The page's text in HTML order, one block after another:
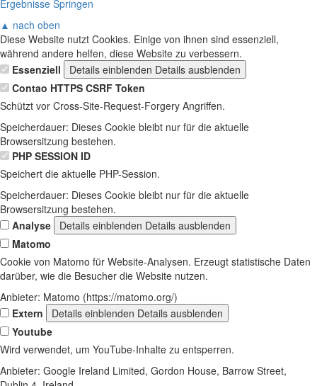
Ergebnisse Springen
▲ nach oben
Diese Website nutzt Cookies. Einige von ihnen sind essenziell,
während andere helfen, diese Website zu verbessern.
Essenziell
Details einblenden Details ausblenden
Contao HTTPS CSRF Token
Schützt vor Cross-Site-Request-Forgery Angriffen.
Speicherdauer: Dieses Cookie bleibt nur für die aktuelle
Browsersitzung bestehen.
PHP SESSION ID
Speichert die aktuelle PHP-Session.
Speicherdauer: Dieses Cookie bleibt nur für die aktuelle
Browsersitzung bestehen.
Analyse
Details einblenden Details ausblenden
Matomo
Cookie von Matomo für Website-Analysen. Erzeugt statistische Daten
darüber, wie die Besucher die Website nutzen.
Anbieter: Matomo (https://matomo.org/)
Extern
Details einblenden Details ausblenden
Youtube
Wird verwendet, um YouTube-Inhalte zu entsperren.
Anbieter: Google Ireland Limited, Gordon House, Barrow Street,